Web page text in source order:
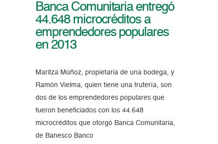
Banca Comunitaria entregó
44.648 microcréditos a
emprendedores populares
en 2013
Maritza Múñoz, propietaria de una bodega, y
Ramón Vielma, quien tiene una frutería, son
dos de los emprendedores populares que
fueron beneficiados con los 44.648
microcréditos que otorgó Banca Comunitaria,
de Banesco Banco